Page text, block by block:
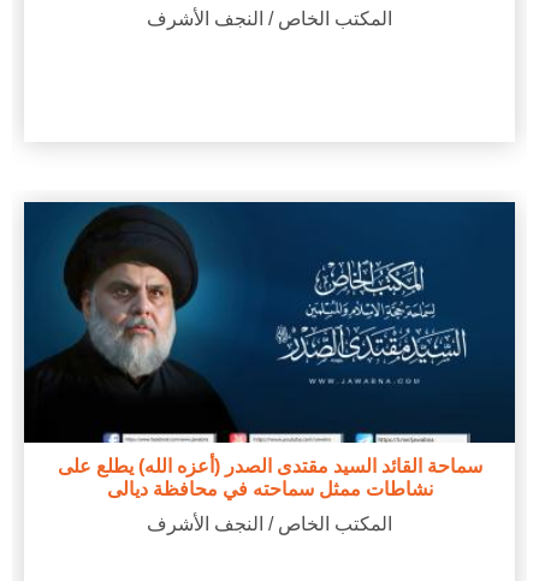
المكتب الخاص / النجف الأشرف
سماحة القائد السيد مقتدى الصدر (أعزه الله) يطلع على
نشاطات ممثل سماحته في محافظة ديالى
المكتب الخاص / النجف الأشرف